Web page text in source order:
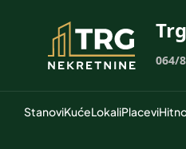
064/
StanoviKućeLokaliPlacevi